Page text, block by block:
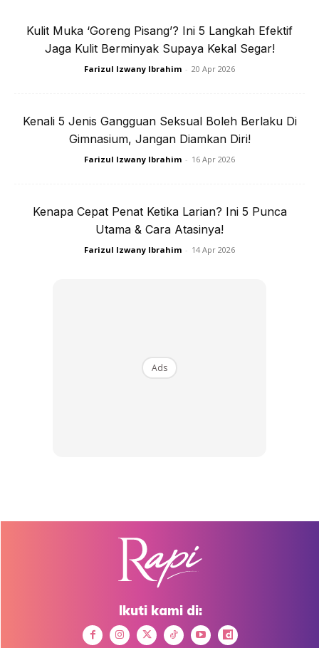
Tapi Hasilnya Teruk
“Macam-macam rawatan Mama buat termasuk laser tapi
tetap tak hilang. Alhamdulillah lepas dia amalkan petua
View this post on Instagram
Kulit Muka ‘Goreng Pisang’? Ini 5 Langkah Efektif
Jaga Kulit Berminyak Supaya Kekal Segar!
Farizul Izwany Ibrahim - 20 Apr 2026
Kenali 5 Jenis Gangguan Seksual Boleh Berlaku Di
Gimnasium, Jangan Diamkan Diri!
Farizul Izwany Ibrahim - 16 Apr 2026
Kenapa Cepat Penat Ketika Larian? Ini 5 Punca
Utama & Cara Atasinya!
Farizul Izwany Ibrahim - 14 Apr 2026
Ads
Ikuti kami di: